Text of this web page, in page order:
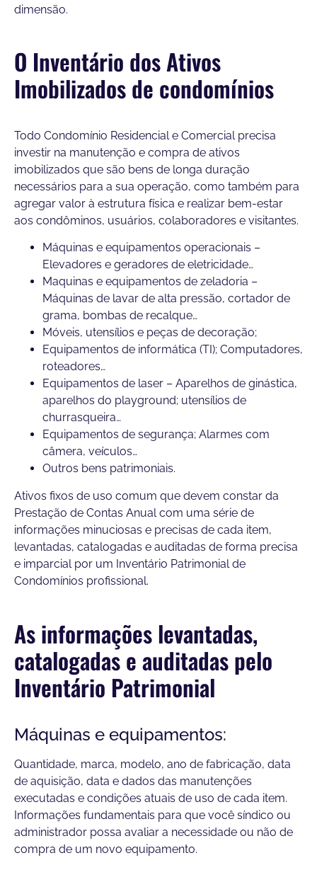
dimensão.
O Inventário dos Ativos
Imobilizados de condomínios
Todo Condomínio Residencial e Comercial precisa
investir na manutenção e compra de ativos
imobilizados que são bens de longa duração
necessários para a sua operação, como também para
agregar valor à estrutura física e realizar bem-estar
aos condôminos, usuários, colaboradores e visitantes.
Máquinas e equipamentos operacionais –
Elevadores e geradores de eletricidade…
Maquinas e equipamentos de zeladoria –
Máquinas de lavar de alta pressão, cortador de
grama, bombas de recalque…
Móveis, utensílios e peças de decoração;
Equipamentos de informática (TI); Computadores,
roteadores…
Equipamentos de laser – Aparelhos de ginástica,
aparelhos do playground; utensílios de
churrasqueira…
Equipamentos de segurança; Alarmes com
câmera, veículos…
Outros bens patrimoniais.
Ativos fixos de uso comum que devem constar da
Prestação de Contas Anual com uma série de
informações minuciosas e precisas de cada item,
levantadas, catalogadas e auditadas de forma precisa
e imparcial por um Inventário Patrimonial de
Condomínios profissional.
As informações levantadas,
catalogadas e auditadas pelo
Inventário Patrimonial
Máquinas e equipamentos:
Quantidade, marca, modelo, ano de fabricação, data
de aquisição, data e dados das manutenções
executadas e condições atuais de uso de cada item.
Informações fundamentais para que você síndico ou
administrador possa avaliar a necessidade ou não de
compra de um novo equipamento.